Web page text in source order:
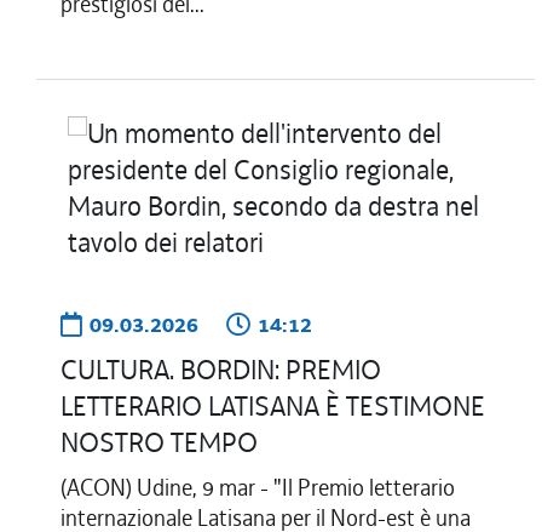
09.03.2026 14:12
CULTURA. BORDIN: PREMIO
LETTERARIO LATISANA È TESTIMONE
NOSTRO TEMPO
(ACON) Udine, 9 mar - "Il Premio letterario
internazionale Latisana per il Nord-est è una